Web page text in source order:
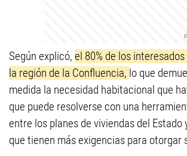
Según explicó, el 80% de los
la región de la Confluencia, lo que
medida la necesidad habitacional que
que puede resolverse con una
entre los planes de viviendas del Estado
que tienen más exigencias para otorgar